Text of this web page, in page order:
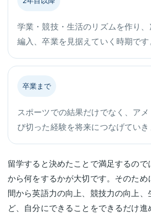
学業・競技・生活のリズムを作り
編入、卒業を見据えていく時期です
卒業まで
スポーツでの結果だけでなく、ア
び切った経験を将来につなげていき
留学すると決めたことで満足するので
から何をするかが大切です。そのため
間から英語力の向上、競技力の向上、
ど、自分にできることをできるだけ進